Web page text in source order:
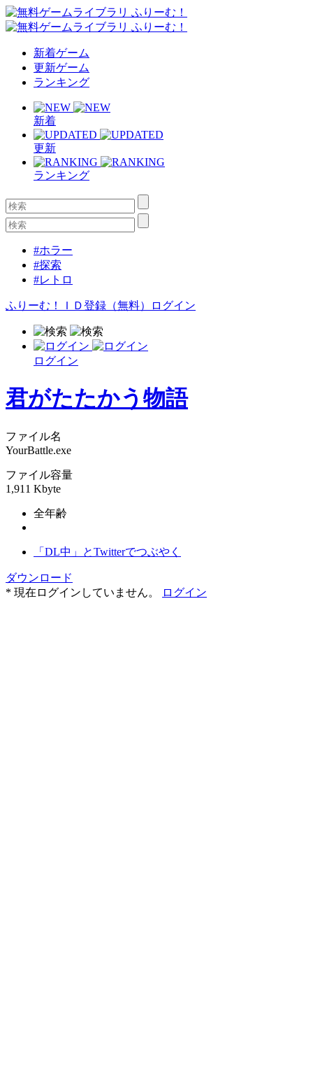
新着ゲーム
更新ゲーム
ランキング
新着
更新
ランキング
#ホラー
#探索
#レトロ
ふりーむ！ＩＤ登録（無料） ログイン
ログイン
君がたたかう物語
ファイル名
YourBattle.exe
ファイル容量
1,911 Kbyte
全年齢
「DL中」とTwitterでつぶやく
ダウンロード
* 現在ログインしていません。
ログイン